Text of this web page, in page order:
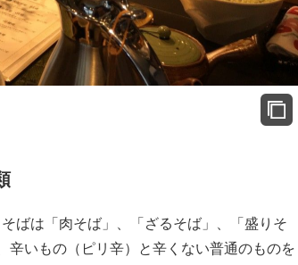
ばは「肉そば」、「ざるそば」、「盛りそ
辛いもの（ピリ辛）と辛くない普通のものを